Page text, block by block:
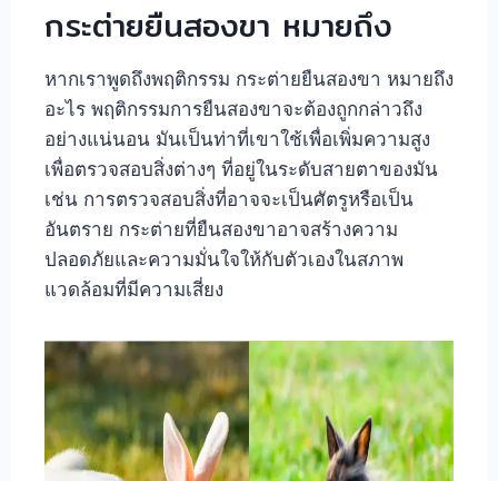
กระต่ายยืนสองขา หมายถึง
หากเราพูดถึงพฤติกรรม กระต่ายยืนสองขา หมายถึง
อะไร พฤติกรรมการยืนสองขาจะต้องถูกกล่าวถึง
อย่างแน่นอน มันเป็นท่าที่เขาใช้เพื่อเพิ่มความสูง
เพื่อตรวจสอบสิ่งต่างๆ ที่อยู่ในระดับสายตาของมัน
เช่น การตรวจสอบสิ่งที่อาจจะเป็นศัตรูหรือเป็น
อันตราย กระต่ายที่ยืนสองขาอาจสร้างความ
ปลอดภัยและความมั่นใจให้กับตัวเองในสภาพ
แวดล้อมที่มีความเสี่ยง